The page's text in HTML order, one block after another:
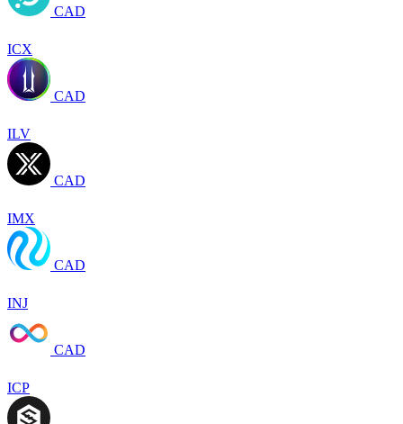
CAD
ICX
CAD
ILV
CAD
IMX
CAD
INJ
CAD
ICP